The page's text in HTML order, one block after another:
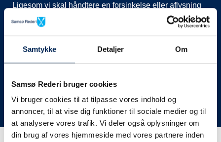
Samtykke Detaljer Om
Samsø Rederi bruger cookies
Vi bruger cookies til at tilpasse vores indhold og
annoncer, til at vise dig funktioner til sociale medier og til
at analysere vores trafik. Vi deler også oplysninger om
din brug af vores hjemmeside med vores partnere inden
Ligesom vi skal håndtere en forsinkelse eller aflysning
ved at lukke afgange i vores system, evt. flytte kunder til
nye afgange, ringe til vognmænd der skal have flyttet
her på siden og ikke ringe eller skrive til os, da vi ikke
har mere at fortælle end I kan læse her.
Vi takker for jeres forståelse.